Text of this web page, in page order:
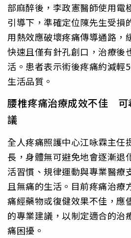
部麻醉後，李政憲醫師使用電
引導下，準確定位陳先生受損
用熱效應破壞疼痛傳導通路，
快速且僅有針孔創口，治療後
活。患者表示術後疼痛約減輕
生活品質。
腰椎疼痛治療成效不佳 可
議
全人疼痛照護中心江咏霖主任
長，身體無可避免地會逐漸退
活習慣、規律運動與專業醫療
且無痛的生活。目前疼痛治療
痛經藥物或復健效果不佳，應
的專業建議，以制定適合的治
痛困擾。